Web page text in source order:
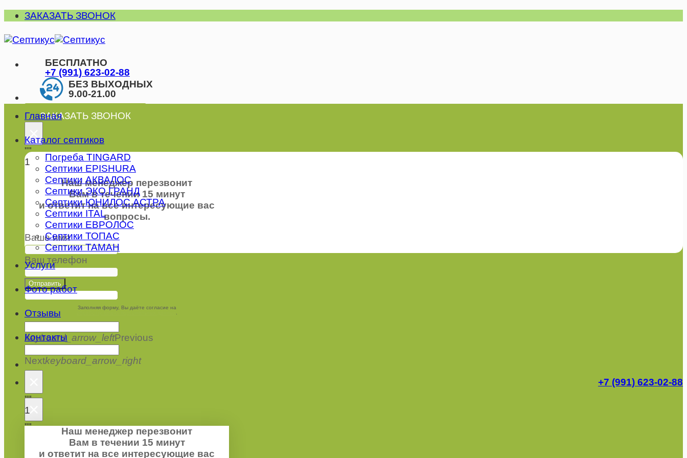
Skip
content
ЗАКАЗАТЬ ЗВОНОК
БЕСПЛАТНО
+7 (991) 623-02-88
БЕЗ ВЫХОДНЫХ
9.00-21.00
ЗАКАЗАТЬ ЗВОНОК
×
""
1
Наш менеджер перезвонит
Вам в течении 15 минут
и ответит на все интересующие вас
вопросы.
Ваше имя
Ваш телефон
Отправить
Заполняя форму, Вы даёте согласие на
.
keyboard_arrow_leftPrevious
Nextkeyboard_arrow_right
+7 (991) 623-02-88
×
""
Заказать септик
Главная
Каталог септиков
Погреба TINGARD
Септики EPISHURA
Септики АКВАЛОС
Септики ЭКО ГРАНД
Септики ЮНИЛОС АСТРА
Септики ITAL
Септики ЕВРОЛОС
Септики ТОПАС
Септики ТАМАН
Услуги
Фото работ
Отзывы
Контакты
""
1
Наш менеджер перезвонит
Вам в течении 15 минут
и ответит на все интересующие вас